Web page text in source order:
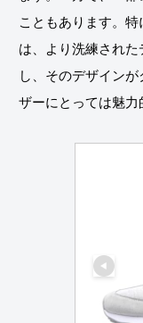
こともあります。
は、より洗練され
し、そのデザイン
ザーにとっては魅力